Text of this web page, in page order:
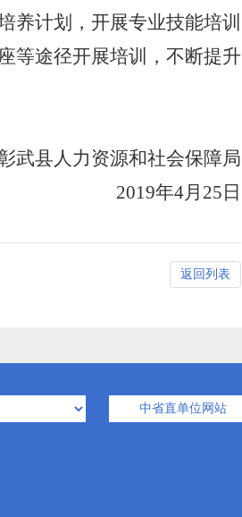
养计划，开展专业技能培训
等途径开展培训，不断提升
社会保障局
2019年4月25日
返回列表